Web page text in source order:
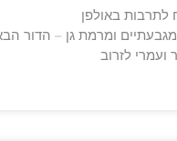
באולפן
ומרמת גן – הדור
לזרוב